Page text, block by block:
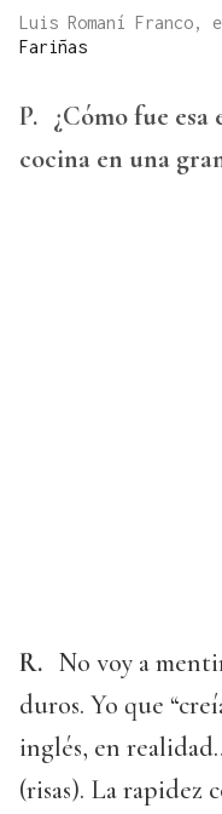
Luis Romaní Franco,
Fariñas
P.
¿Cómo fue
cocina en una
R. No voy a
duros. Yo que
inglés, en
(risas). La rapidez